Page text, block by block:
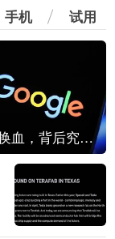
手机 试用
谷歌AI大换血，背后究竟发生了什么？